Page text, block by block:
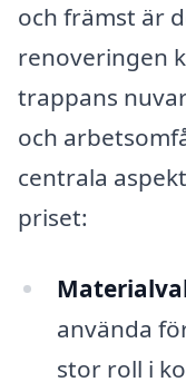
och främst är
renoveringen
trappans
och
centrala
priset:
använda
stor roll i